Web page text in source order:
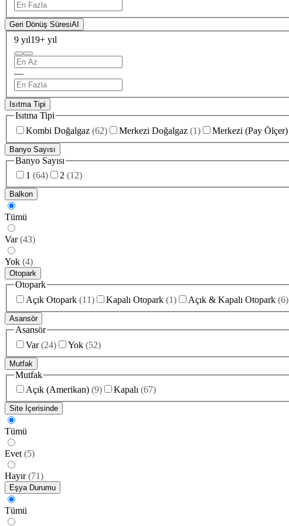
Geri Dönüş SüresiAI
9 yıl19+ yıl
—
Isıtma Tipi
Isıtma Tipi
Kombi Doğalgaz (62) Merkezi Doğalgaz (1) Merkezi (Pay Ölçer)
Banyo Sayısı
Banyo Sayısı
1 (64) 2 (12)
Balkon
Tümü
Var (43)
Yok (4)
Otopark
Otopark
Açık Otopark (11) Kapalı Otopark (1) Açık & Kapalı Otopark (6)
Asansör
Asansör
Var (24) Yok (52)
Mutfak
Mutfak
Açık (Amerikan) (9) Kapalı (67)
Site İçerisinde
Tümü
Evet (5)
Hayır (71)
Eşya Durumu
Tümü